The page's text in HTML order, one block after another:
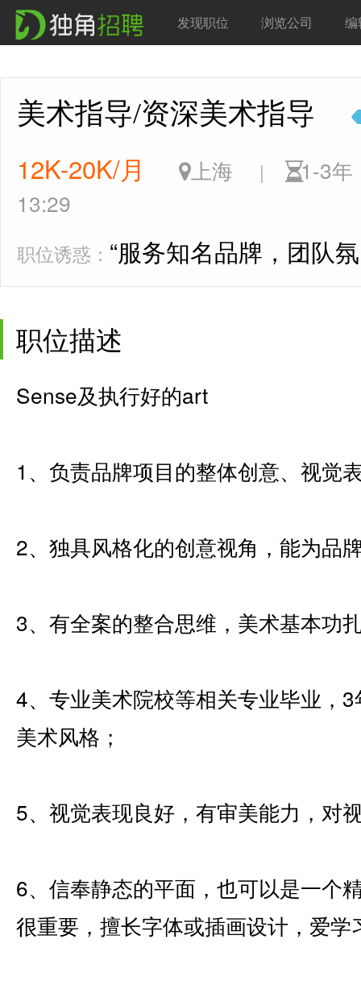
发现职位 浏览公司 编
美术指导/资深美术指导
12K-20K/月 上海 |
1-3
13:29
职位诱惑： “服务知名品牌，团队
职位描述
Sense及执行好的art
1、负责品牌项目的整体创意、视觉
2、独具风格化的创意视角，能为品
3、有全案的整合思维，美术基本功
4、专业美术院校等相关专业毕业，
美术风格；
5、视觉表现良好，有审美能力，对
6、信奉静态的平面，也可以是一个
很重要，擅长字体或插画设计，爱学